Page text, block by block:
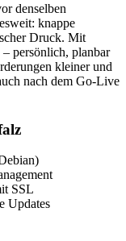
denselben
knappe
Druck. Mit
persönlich, planbar
kleiner und
nach dem Go-Live
SSL
Updates